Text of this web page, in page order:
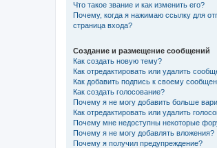
Что такое звание и как изменить его?
Почему, когда я нажимаю ссылку для
страница входа?
Создание и размещение сообщений
Как создать новую тему?
Как отредактировать или удалить
Как добавить подпись к своему
Как создать голосование?
Почему я не могу добавить больше
Как отредактировать или удалить
Почему мне недоступны некоторые
Почему я не могу добавлять вложения?
Почему я получил предупреждение?